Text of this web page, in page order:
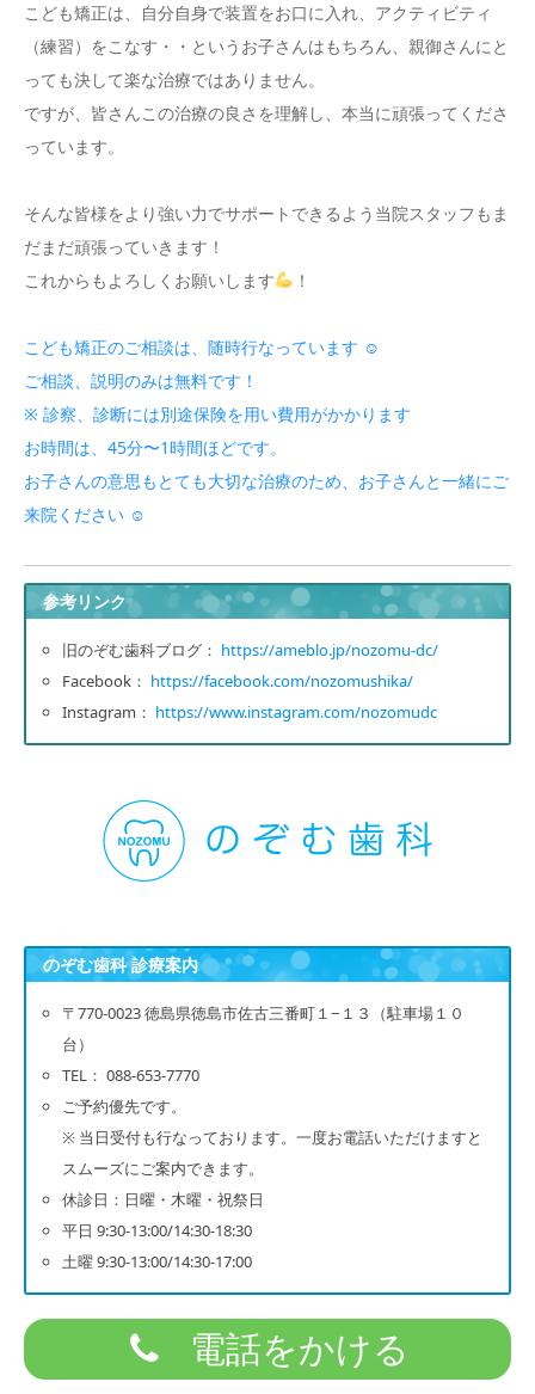
こども矯正は、自分自身で装置をお口に入れ、アクティビティ
（練習）をこなす・・というお子さんはもちろん、親御さんにと
っても決して楽な治療ではありません。
ですが、皆さんこの治療の良さを理解し、本当に頑張ってくださ
っています。
そんな皆様をより強い力でサポートできるよう当院スタッフもま
だまだ頑張っていきます！
これからもよろしくお願いします
！
こども矯正のご相談は、随時行なっています ☺︎
ご相談、説明のみは無料です！
※ 診察、診断には別途保険を用い費用がかかります
お時間は、45分〜1時間ほどです。
お子さんの意思もとても大切な治療のため、お子さんと一緒にご
来院ください ☺︎
参考リンク
旧のぞむ歯科ブログ： https://ameblo.jp/nozomu-dc/
Facebook： https://facebook.com/nozomushika/
Instagram： https://www.instagram.com/nozomudc
のぞむ歯科 診療案内
〒770-0023 徳島県徳島市佐古三番町１−１３（駐車場１０
台）
TEL： 088-653-7770
ご予約優先です。
※ 当日受付も行なっております。一度お電話いただけますと
スムーズにご案内できます。
休診日：日曜・木曜・祝祭日
平日 9:30-13:00/14:30-18:30
土曜 9:30-13:00/14:30-17:00
電話をかける